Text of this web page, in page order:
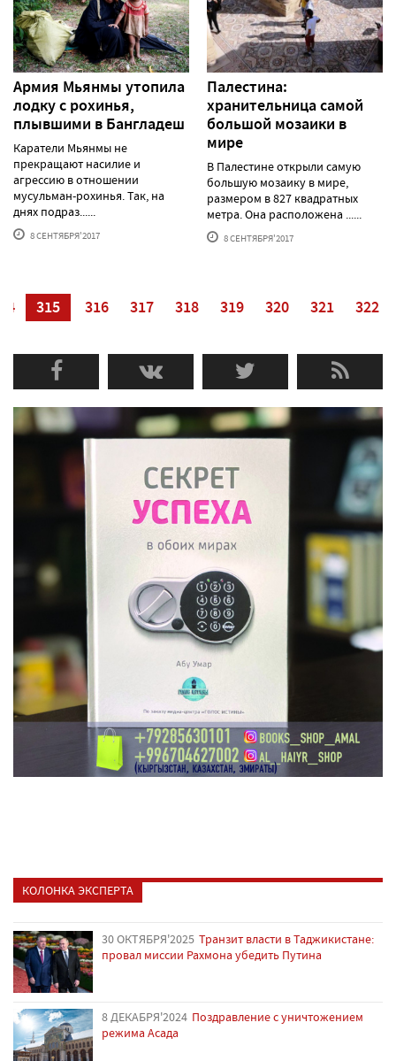
Армия Мьянмы утопила
лодку с рохинья,
плывшими в Бангладеш
Каратели Мьянмы не
прекращают насилие и
агрессию в отношении
мусульман-рохинья. Так, на
днях подраз......
8 СЕНТЯБРЯ'2017
Палестина:
хранительница самой
большой мозаики в
мире
В Палестине открыли самую
большую мозаику в мире,
размером в 827 квадратных
метра. Она расположена ......
8 СЕНТЯБРЯ'2017
315 316 317 318 319 320 321 322
КОЛОНКА ЭКСПЕРТА
30 ОКТЯБРЯ'2025 Транзит власти в Таджикистане:
провал миссии Рахмона убедить Путина
8 ДЕКАБРЯ'2024 Поздравление с уничтожением
режима Асада